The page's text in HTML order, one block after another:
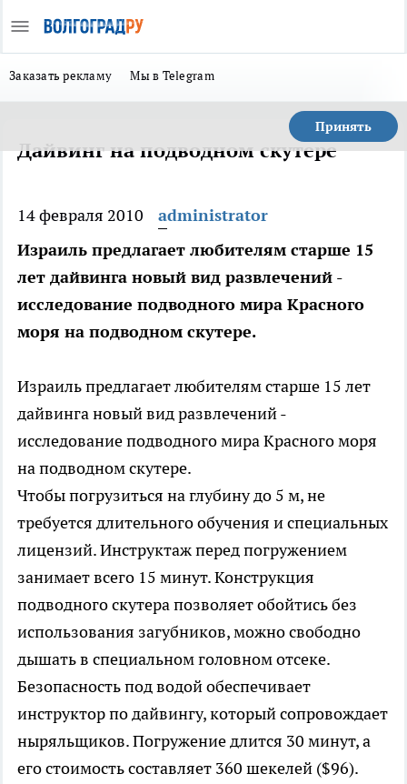
Заказать рекламу Мы в Telegram
Принять
Дайвинг на подводном скутере
14 февраля 2010
administrator
Израиль предлагает любителям старше 15
лет дайвинга новый вид развлечений -
исследование подводного мира Красного
моря на подводном скутере.
Израиль предлагает любителям старше 15 лет
дайвинга новый вид развлечений -
исследование подводного мира Красного моря
на подводном скутере.
Чтобы погрузиться на глубину до 5 м, не
требуется длительного обучения и специальных
лицензий. Инструктаж перед погружением
занимает всего 15 минут. Конструкция
подводного скутера позволяет обойтись без
использования загубников, можно свободно
дышать в специальном головном отсеке.
Безопасность под водой обеспечивает
инструктор по дайвингу, который сопровождает
ныряльщиков. Погружение длится 30 минут, а
его стоимость составляет 360 шекелей ($96).